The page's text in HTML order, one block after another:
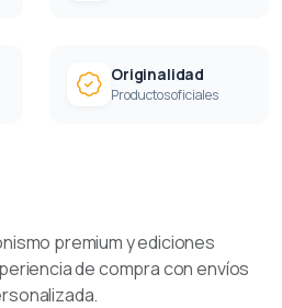
Originalidad
Productos oficiales
premium y ediciones
de compra con envíos